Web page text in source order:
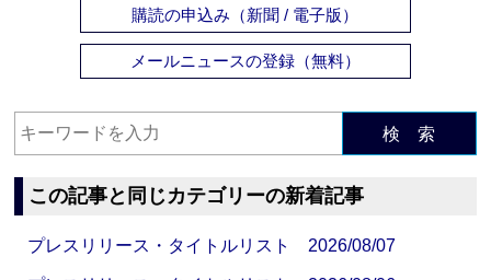
購読の申込み（新聞 / 電子版）
メールニュースの登録（無料）
検 索
この記事と同じカテゴリーの新着記事
プレスリリース・タイトルリスト 2026/08/07